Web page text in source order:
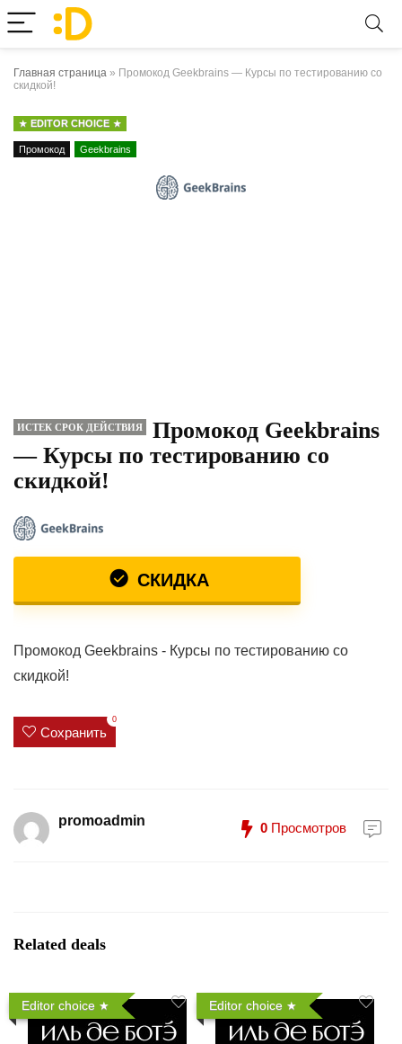
Главная страница » Промокод Geekbrains — Курсы по тестированию со
скидкой!
EDITOR CHOICE
Промокод Geekbrains
ИСТЕК СРОК ДЕЙСТВИЯ
Промокод Geekbrains
— Курсы по тестированию со
скидкой!
СКИДКА
Промокод Geekbrains - Курсы по тестированию со
скидкой!
Сохранить
0
promoadmin 0 Просмотров
Related deals
Editor choice Editor choice